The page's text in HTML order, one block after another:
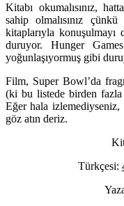
Kitabı okumalısınız,
sahip olmalısınız
kitaplarıyla
duruyor. Hunger
yoğunlaşıyormuş gibi
Film, Super Bowl’da
(ki bu listede birden
Eğer hala
göz atın deriz.
Türkçesi: